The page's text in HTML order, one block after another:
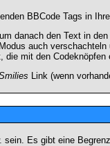
BBCode Tags in
danach den Text in
auch
mit den Codeknöpfen
Link (wenn
Es gibt eine